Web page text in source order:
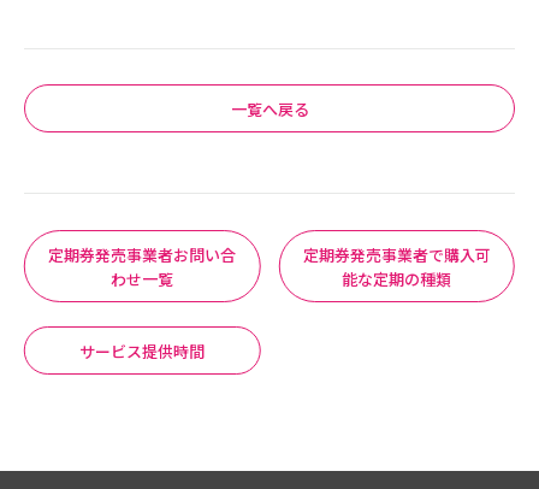
一覧へ戻る
定期券発売事業者お問い合
わせ一覧
定期券発売事業者で購入可
能な定期の種類
サービス提供時間